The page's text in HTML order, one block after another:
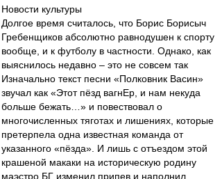
Новости культуры
Долгое время считалось, что Борис Борисыч
Гребенщиков абсолютно равнодушен к спорту
вообще, и к футболу в частности. Однако, как
выяснилось недавно – это не совсем так
Изначально текст песни «Полковник Васин»
звучал как «Этот пёзд вагнЕр, и нам некуда
больше бежать…» и повествовал о
многочисленных тяготах и лишениях, которые
претерпела одна известная команда от
указанного «пёзда». И лишь с отъездом этой
крашеной макаки на историческую родину
маэстро БГ изменил припев и наполнил